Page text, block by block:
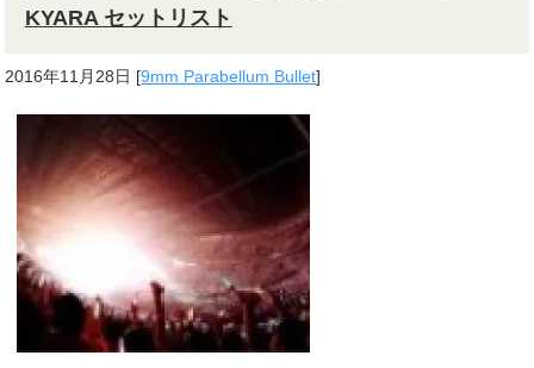
KYARA セットリスト
2016年11月28日 [9mm Parabellum Bullet]